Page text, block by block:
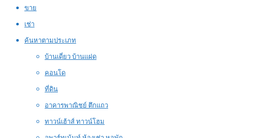
ขาย
เช่า
ค้นหาตามประเภท
บ้านเดี่ยว บ้านแฝด
คอนโด
ที่ดิน
อาคารพาณิชย์ ตึกแถว
ทาวน์เฮ้าส์ ทาวน์โฮม